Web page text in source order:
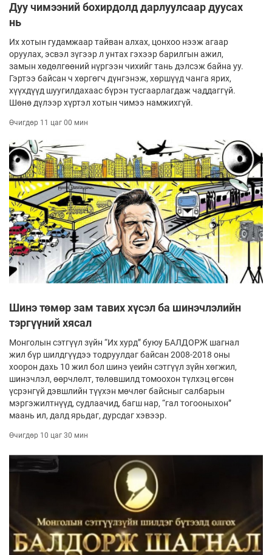
Дуу чимээний бохирдолд дарлуулсаар дуусах
нь
Их хотын гудамжаар тайван алхах, цонхоо нээж агаар
оруулах, эсвэл зүгээр л унтах гэхээр барилгын ажил,
замын хөдөлгөөний нүргээн чихийг тань дэлсэж байна уу.
Гэртээ байсан ч хөргөгч дүнгэнэж, хөршүүд чанга ярих,
хүүхдүүд шуугилдахаас бүрэн тусгаарлагдаж чаддаггүй.
Шөнө дүлээр хүртэл хотын чимээ намжихгүй.
Өчигдөр 11 цаг 00 мин
Шинэ төмөр зам тавих хүсэл ба шинэчлэлийн
тэргүүний хясал
Монголын сэтгүүл зүйн “Их хурд” буюу БАЛДОРЖ шагнал
жил бүр шилдгүүдээ тодруулдаг байсан 2008-2018 оны
хоорон дахь 10 жил бол шинэ үеийн сэтгүүл зүйн хөгжил,
шинэчлэл, өөрчлөлт, төлөвшилд томоохон түлхэц өгсөн
үсрэнгүй дэвшлийн түүхэн мөчлөг байсныг салбарын
мэргэжилтнүүд, судлаачид, багш нар, “гал тогооныхон”
маань ил, далд ярьдаг, дурсдаг хэвээр.
Өчигдөр 10 цаг 30 мин